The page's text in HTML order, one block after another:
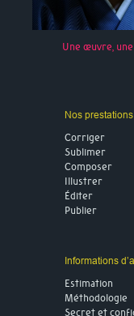
Une œuvre,
Nos prestations
Corriger
Sublimer
Composer
Illustrer
Éditer
Publier
Informations
Estimation
Méthodologie
Secret et